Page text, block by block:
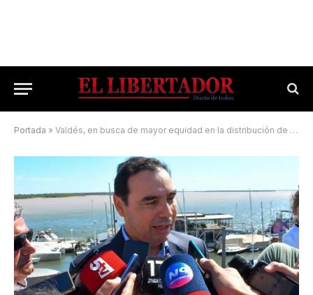
Portada » Valdés, en busca de mayor equidad en la distribución de los recursos